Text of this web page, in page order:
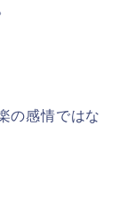
の感情ではな